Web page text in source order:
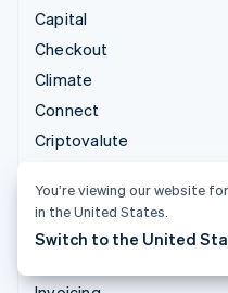
Capital
Checkout
Climate
Connect
Criptovalute
Elements
Financial Connections
You’re viewing our website
in the United States.
Switch to the United